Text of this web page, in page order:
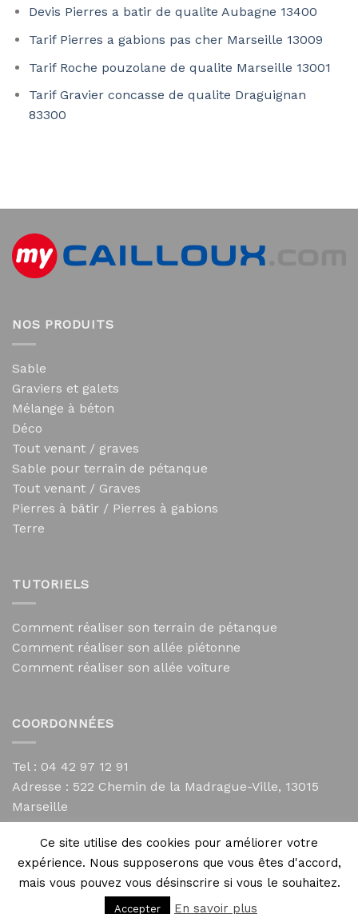
Devis Pierres a batir de qualite Aubagne 13400
Tarif Pierres a gabions pas cher Marseille 13009
Tarif Roche pouzolane de qualite Marseille 13001
Tarif Gravier concasse de qualite Draguignan
83300
NOS PRODUITS
Sable
Graviers et galets
Mélange à béton
Déco
Tout venant / graves
Sable pour terrain de pétanque
Tout venant / Graves
Pierres à bâtir / Pierres à gabions
Terre
TUTORIELS
Comment réaliser son terrain de pétanque
Comment réaliser son allée piétonne
Comment réaliser son allée voiture
COORDONNÉES
Tel : 04 42 97 12 91
Adresse : 522 Chemin de la Madrague-Ville, 13015
Marseille
contact@mycailloux.com
Mentions légales
Copyright 2026 © Directives Web
Ce site utilise des cookies pour améliorer votre
expérience. Nous supposerons que vous êtes d'accord,
mais vous pouvez vous désinscrire si vous le souhaitez.
Accepter En savoir plus